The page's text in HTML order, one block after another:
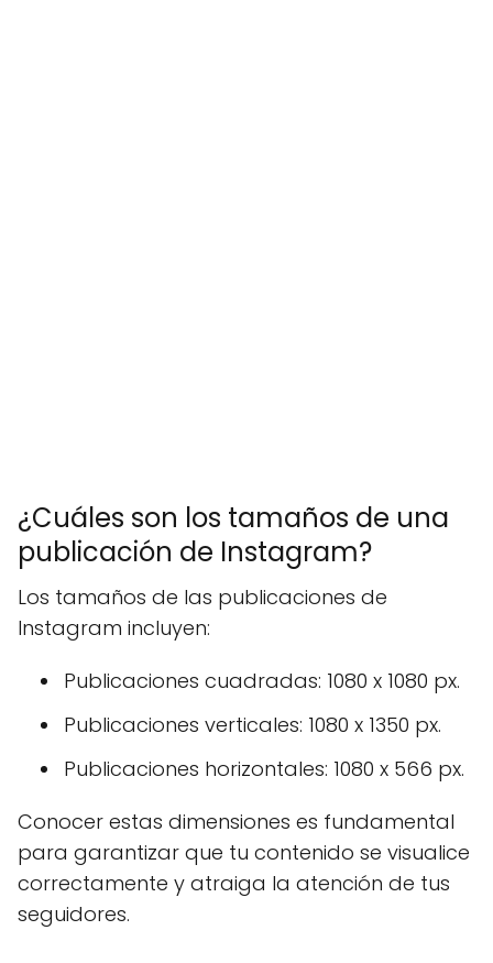
¿Cuáles son los tamaños de una
publicación de Instagram?
Los tamaños de las publicaciones de
Instagram incluyen:
Publicaciones cuadradas: 1080 x 1080 px.
Publicaciones verticales: 1080 x 1350 px.
Publicaciones horizontales: 1080 x 566 px.
Conocer estas dimensiones es fundamental
para garantizar que tu contenido se visualice
correctamente y atraiga la atención de tus
seguidores.